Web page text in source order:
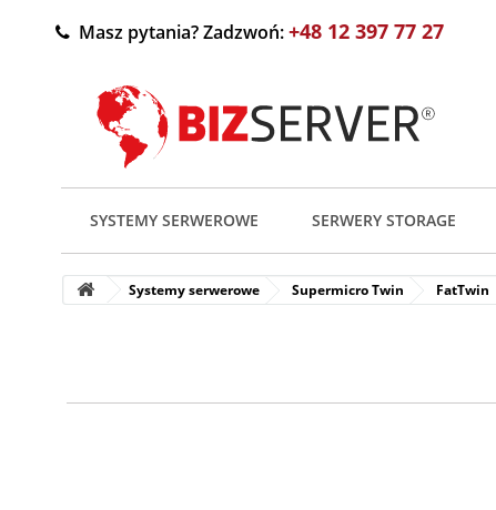
Masz pytania? Zadzwoń:+48 12 397 77 27
SYSTEMY SERWEROWE SERWERY STORAGE
Systemy serwerowe Supermicro Twin FatTwin